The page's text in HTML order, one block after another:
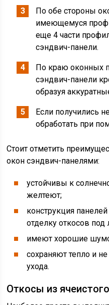
По обе стороны
имеющемуся
еще 4 части
сэндвич-панели.
По краю оконных
сэндвич-панели
образуя
Если получились
обработать при
Стоит отметить
окон сэндвич-панелями:
устойчивы к
желтеют;
конструкция
отделку откосов
имеют хорошие
сохраняют тепло и
ухода.
Откосы из